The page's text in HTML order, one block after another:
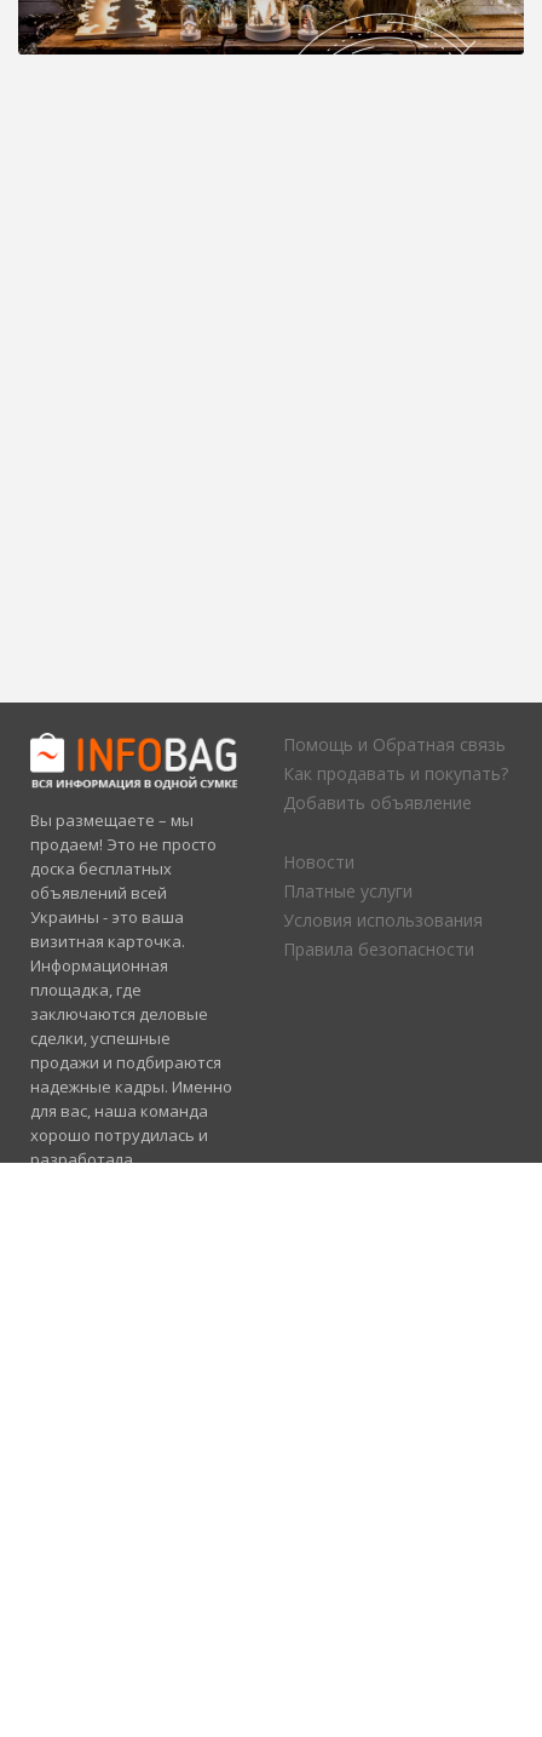
Вы размещаете – мы
продаем! Это не просто
доска бесплатных
объявлений всей
Украины - это ваша
визитная карточка.
Информационная
площадка, где
заключаются деловые
сделки, успешные
продажи и подбираются
надежные кадры. Именно
для вас, наша команда
хорошо потрудилась и
разработала
Помощь и Обратная связь
Как продавать и покупать?
Добавить объявление
Новости
Платные услуги
Условия использования
Правила безопасности